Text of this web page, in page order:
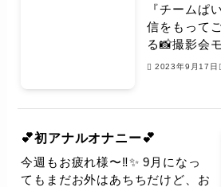
『チームぱ
信をもって
る📸撮影会
2023年9月17日
💕初アナルオナニー💕
今週もお疲れ様〜‼️✨ 9月になっ
てもまだお外はあちちだけど、お